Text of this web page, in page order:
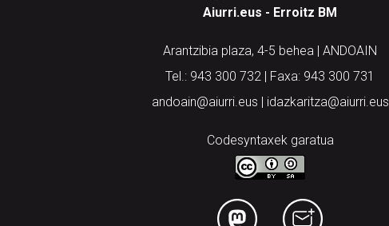
Aiurri.eus - Erroitz BM
Arantzibia plaza, 4-5 behea | ANDOAIN
Tel.: 943 300 732 | Faxa: 943 300 731
andoain@aiurri.eus | idazkaritza@aiurri.eus
Codesyntaxek garatua